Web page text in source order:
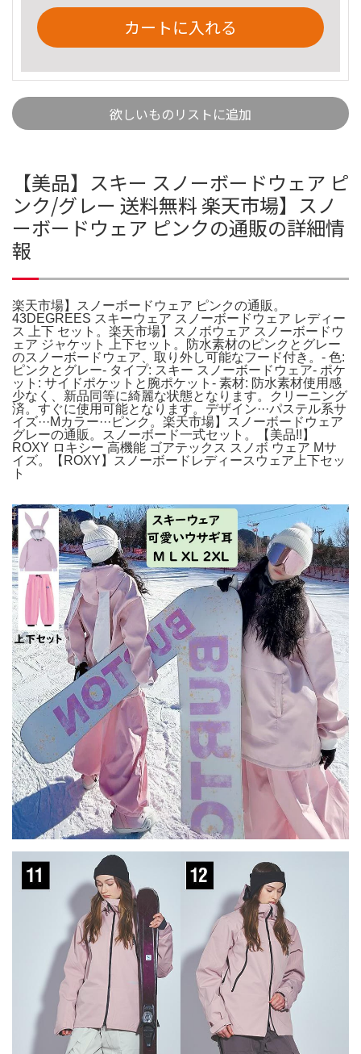
カートに入れる
欲しいものリストに追加
【美品】スキー スノーボードウェア ピ
ンク/グレー 送料無料 楽天市場】スノ
ーボードウェア ピンクの通販の詳細情
報
楽天市場】スノーボードウェア ピンクの通販。
43DEGREES スキーウェア スノーボードウェア レディー
ス 上下 セット。楽天市場】スノボウェア スノーボードウ
ェア ジャケット 上下セット。防水素材のピンクとグレー
のスノーボードウェア、取り外し可能なフード付き。- 色:
ピンクとグレー- タイプ: スキー スノーボードウェア- ポケ
ット: サイドポケットと腕ポケット- 素材: 防水素材使用感
少なく、新品同等に綺麗な状態となります。クリーニング
済。すぐに使用可能となります。デザイン···パステル系サ
イズ···Mカラー···ピンク。楽天市場】スノーボードウェア
グレーの通販。スノーボード一式セット。【美品!!】
ROXY ロキシー 高機能 ゴアテックス スノボ ウェア Mサ
イズ。【ROXY】スノーボードレディースウェア上下セッ
ト